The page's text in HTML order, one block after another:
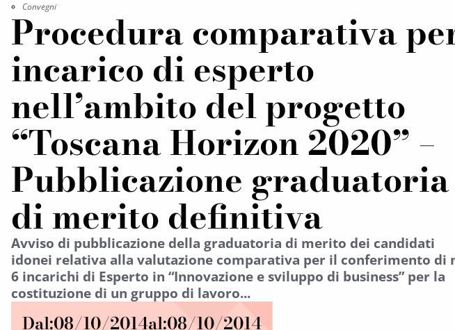
Convegni
Procedura comparativa
incarico di esperto
nell’ambito del progetto
“Toscana Horizon 2020” –
Pubblicazione graduatoria
di merito definitiva
Avviso di pubblicazione della graduatoria di merito dei candidati
idonei relativa alla valutazione comparativa per il conferimento di
6 incarichi di Esperto in “Innovazione e sviluppo di business” per la
costituzione di un gruppo di lavoro...
Dal:08/10/2014al:08/10/2014